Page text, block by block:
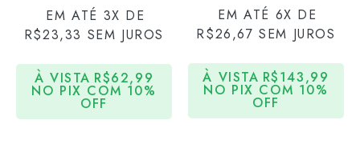
EM ATÉ 3X DE
R$23,33 SEM JUROS
À VISTA R$62,99
NO PIX COM 10%
OFF
EM ATÉ 6X DE
R$26,67 SEM JUROS
À VISTA R$143,99
NO PIX COM 10%
OFF